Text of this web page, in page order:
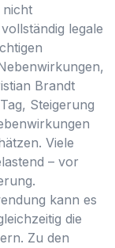
nicht
legale
Brandt
Steigerung
Viele
– vor
kann es
die
Zu den